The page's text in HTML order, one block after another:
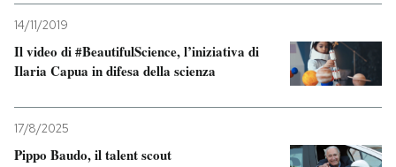
14/11/2019
Il video di #BeautifulScience, l’iniziativa di
Ilaria Capua in difesa della scienza
17/8/2025
Pippo Baudo, il talent scout